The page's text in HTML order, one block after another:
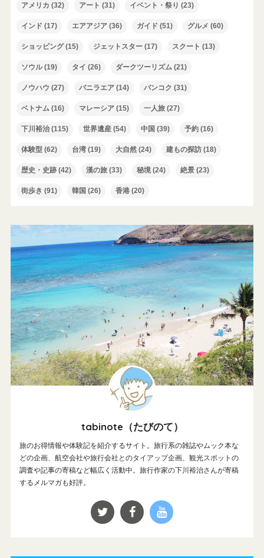
アメリカ (32) アート (31) イベント・祭り (23)
インド (17) エアアジア(36) ガイド (51) グルメ (60)
ショッピング(15) ジェットスター(17) スクート (13)
ソウル(19) タイ (26) ダークツーリズム (21)
ノウハウ (27) バニラエア(14) バンコク (31)
ベトナム (16) マレーシア(15) 一人旅(27)
下川裕治(115) 世界遺産(54) 中国 (39) 予約(16)
体験型(62) 台湾(19) 大自然(24) 建もの探訪(18)
歴史・史跡(42) 漢の旅(33) 秘境(24) 絶景(23)
街歩き (91) 韓国 (26) 香港(20)
tabinote（たびのて）
旅のお得情報や体験記を紹介するサイト。旅行系の雑誌やムック本な
どの企画、航空会社や旅行会社とのタイアップ企画、観光スポットの
調査や記事の寄稿など幅広く活動中。旅行作家の下川裕治さんが寄稿
するメルマガも好評。